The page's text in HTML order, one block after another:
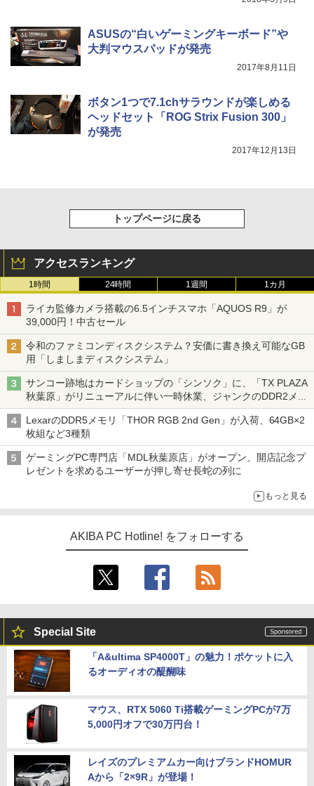
ASUSの“白いゲーミングキーボード”や
大判マウスパッドが発売
2017年8月11日
ボタン1つで7.1chサラウンドが楽しめる
ヘッドセット「ROG Strix Fusion 300」
が発売
2017年12月13日
トップページに戻る
アクセスランキング
1時間 24時間 1週間 1カ月
ライカ監修カメラ搭載の6.5インチスマホ「AQUOS R9」が
39,000円！中古セール
令和のファミコンディスクシステム？安価に書き換え可能なGB
用「しましまディスクシステム」
サンコー跡地はカードショップの「シンソク」に、「TX PLAZA
秋葉原」がリニューアルに伴い一時休業、ジャンクのDDR2メモ
リが100円で販売など～ 最近の秋葉原 ～
LexarのDDR5メモリ「THOR RGB 2nd Gen」が入荷、64GB×2
枚組など3種類
ゲーミングPC専門店「MDL秋葉原店」がオープン、開店記念プ
レゼントを求めるユーザーが押し寄せ長蛇の列に
もっと見る
AKIBA PC Hotline! をフォローする
Special Site
「A&ultima SP4000T」の魅力！ポケットに入
るオーディオの醍醐味
マウス、RTX 5060 Ti搭載ゲーミングPCが7万
5,000円オフで30万円台！
レイズのプレミアムカー向けブランドHOMUR
Aから「2×9R」が登場！